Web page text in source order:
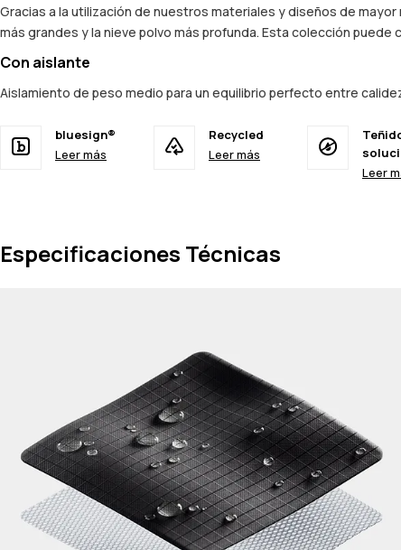
Gracias a la utilización de nuestros materiales y diseños de
más grandes y la nieve polvo más profunda. Esta colección
Con aislante
Aislamiento de peso medio para un equilibrio perfecto entre
bluesign®
Leer más
Recycled
Leer más
Leer
Especificaciones Técnicas